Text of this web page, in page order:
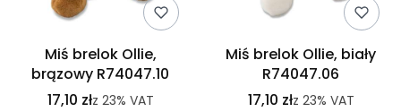
Miś brelok Ollie,
brązowy R74047.10
17,10 złz 23% VAT
Miś brelok Ollie, biały
R74047.06
17,10 złz 23% VAT